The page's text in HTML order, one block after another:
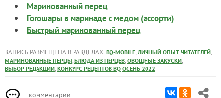
Маринованный перец
Гогошары в маринаде с медом (ассорти)
Быстрый маринованный перец
ЗАПИСЬ РАЗМЕЩЕНА В РАЗДЕЛАХ: BQ-MOBILE, ЛИЧНЫЙ ОПЫТ ЧИТАТЕЛЕЙ,
МАРИНОВАННЫЕ ПЕРЦЫ, БЛЮДА ИЗ ПЕРЦЕВ, ОВОЩНЫЕ ЗАКУСКИ,
ВЫБОР РЕДАКЦИИ, КОНКУРС РЕЦЕПТОВ BQ ОСЕНЬ 2022
комментарии